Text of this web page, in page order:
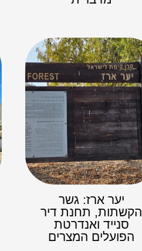
יער ארז: גשר
הקשתות, תחנת דיר
סנייד ואנדרטת
הפועלים המצרים